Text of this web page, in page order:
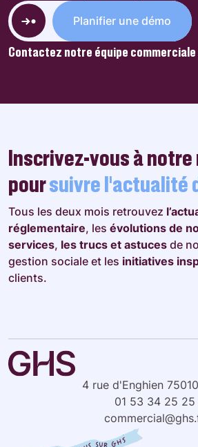
Planifier une démo
Contactez notre équipe commerciale
Inscrivez-vous à
poursuivre l’actualité
Tous les deux mois retrouvez
réglementaire, les évolutions de
services, les trucs et astuces de
gestion sociale et les initiatives
clients.
4 rue d'Enghien
01 53 34 25 25